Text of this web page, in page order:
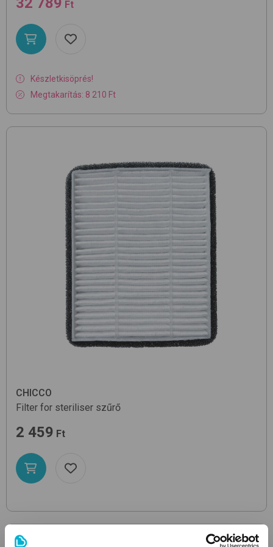
Ft
Készletkisöprés!
Megtakarítás: 8 210 Ft
CHICCO
Filter for steriliser szűrő
2 459 Ft